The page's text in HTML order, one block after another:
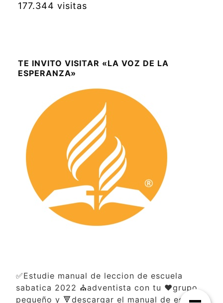
177.344 visitas
TE INVITO VISITAR «LA VOZ DE LA
ESPERANZA»
✅Estudie manual de leccion de escuela
sabatica 2022 ⛪adventista con tu ❤️grupo
pequeño y 🔻descargar el manual de escuela